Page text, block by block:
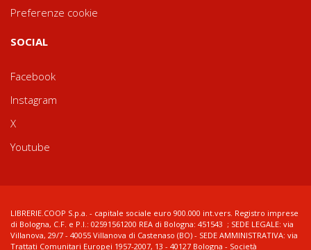
Preferenze cookie
SOCIAL
Facebook
Instagram
X
Youtube
LIBRERIE.COOP S.p.a. - capitale sociale euro 900.000 int.vers. Registro imprese
di Bologna, C.F. e P.I.: 02591561200 REA di Bologna: 451543 ; SEDE LEGALE: via
Villanova, 29/7 - 40055 Villanova di Castenaso (BO) - SEDE AMMINISTRATIVA: via
Trattati Comunitari Europei 1957-2007, 13 - 40127 Bologna - Società